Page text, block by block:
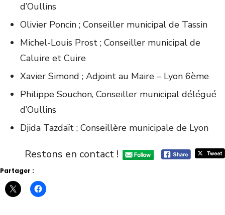
d’Oullins
Olivier Poncin ; Conseiller municipal de Tassin
Michel-Louis Prost ; Conseiller municipal de
Caluire et Cuire
Xavier Simond ; Adjoint au Maire – Lyon 6ème
Philippe Souchon, Conseiller municipal délégué
d’Oullins
Djida Tazdaït ; Conseillère municipale de Lyon
Restons en contact !
Partager :